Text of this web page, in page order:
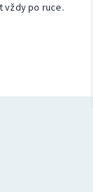
vždy po ruce.